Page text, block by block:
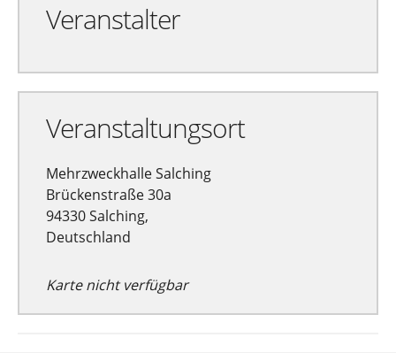
Veranstalter
Veranstaltungsort
Mehrzweckhalle Salching
Brückenstraße 30a
94330 Salching,
Deutschland
Karte nicht verfügbar